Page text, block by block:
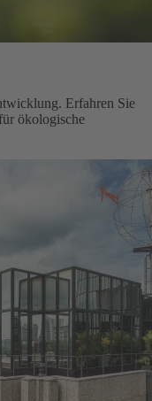
Erfahren Sie
ökologische